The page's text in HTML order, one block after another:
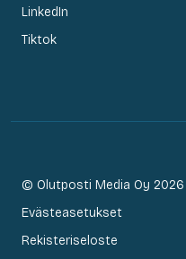
LinkedIn
Tiktok
© Olutposti Media Oy 2026
Evästeasetukset
Rekisteriseloste